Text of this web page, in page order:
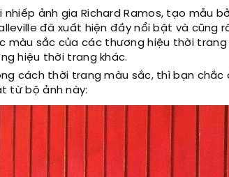
ảnh gia Richard Ramos, tạo mẫu
đã xuất hiện đầy nổi bật và cũng
sắc của các thương hiệu thời trang
hiệu thời trang khác.
cách thời trang màu sắc, thì bạn chắc
từ bộ ảnh này: